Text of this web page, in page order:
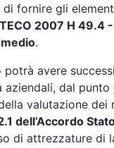
di fornire gli
2007 H 49.4
.
avere
dal
valutazione
dell’Accordo
di attrezzature di